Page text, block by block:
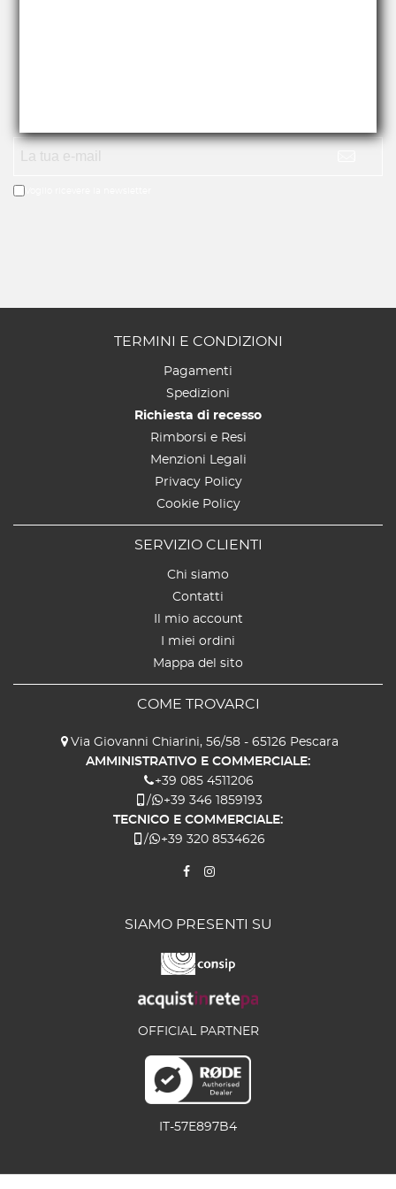
TERMINI E CONDIZIONI
Pagamenti
Spedizioni
Richiesta di recesso
Rimborsi e Resi
Menzioni Legali
Privacy Policy
Cookie Policy
SERVIZIO CLIENTI
Chi siamo
Contatti
Il mio account
I miei ordini
Mappa del sito
COME TROVARCI
Via Giovanni Chiarini, 56/58 - 65126 Pescara
AMMINISTRATIVO E COMMERCIALE:
+39 085 4511206
/
+39 346 1859193
TECNICO E COMMERCIALE:
/
+39 320 8534626
SIAMO PRESENTI SU
OFFICIAL PARTNER
IT-57E897B4